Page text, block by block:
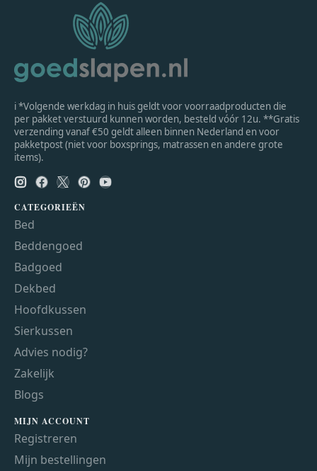
ℹ *Volgende werkdag in huis geldt voor voorraadproducten die
per pakket verstuurd kunnen worden, besteld vóór 12u. **Gratis
verzending vanaf €50 geldt alleen binnen Nederland en voor
pakketpost (niet voor boxsprings, matrassen en andere grote
items).
CATEGORIEËN
Bed
Beddengoed
Badgoed
Dekbed
Hoofdkussen
Sierkussen
Advies nodig?
Zakelijk
Blogs
MIJN ACCOUNT
Registreren
Mijn bestellingen